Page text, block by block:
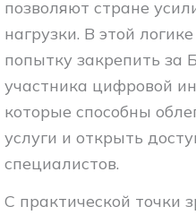
позволяют стране
нагрузки. В этой
попытку закрепить за
участника цифровой
которые способны
услуги и открыть
специалистов.
С практической точки